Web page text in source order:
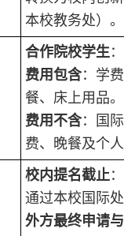
本校教务处）。
合作院校学生
费用包含：学
餐、床上用品。
费用不含：国
费、晚餐及个
校内提名截止
通过本校国际处
外方最终申请